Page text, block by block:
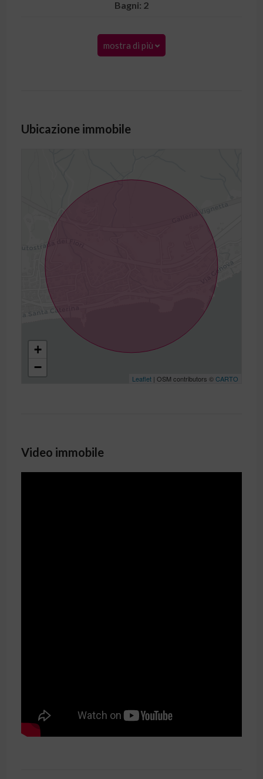
Bagni: 2
mostra di più
Ubicazione immobile
+
−
Leaflet| OSM contributors ©CARTO
Video immobile